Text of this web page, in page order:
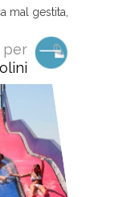
grande, negli
assistente
nuoto in
loro
struttura
bella,
grande
e cortesia.
il
mal gestita,
a
le cose fatte
per